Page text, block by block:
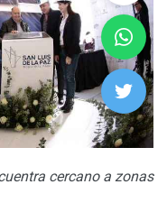
cercano a zonas